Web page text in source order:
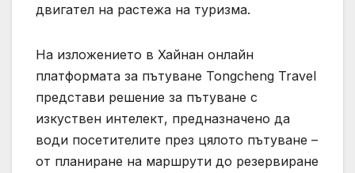
двигател на растежа на туризма.
На изложението в Хайнан онлайн
платформата за пътуване Tongcheng Travel
представи решение за пътуване с
изкуствен интелект, предназначено да
води посетителите през цялото пътуване –
от планиране на маршрути до резервиране